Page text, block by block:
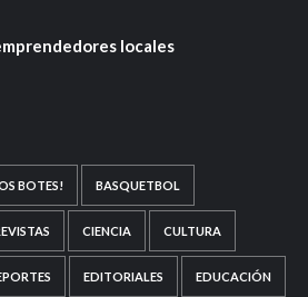
locales
BOTES! BASQUETBOL
CIENCIA CULTURA
EDITORIALES EDUCACIÓN